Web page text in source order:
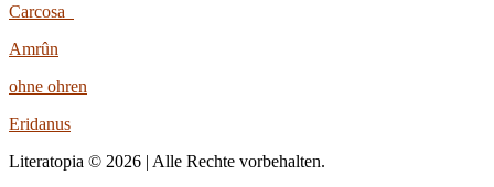
Carcosa
Amrûn
ohne ohren
Eridanus
Literatopia © 2026 | Alle Rechte vorbehalten.